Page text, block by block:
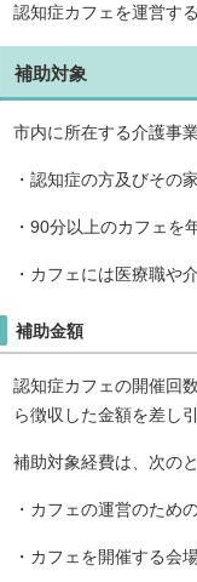
認知症カフェを運営す
補助対象
市内に所在する介護事
・認知症の方及びその
・90分以上のカフェを
・カフェには医療職や
補助金額
認知症カフェの開催回
ら徴収した金額を差し
補助対象経費は、次の
・カフェの運営のた
・カフェを開催する会